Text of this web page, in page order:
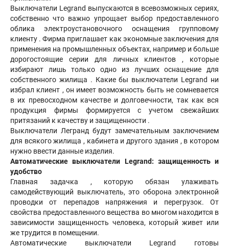
Выключатели Legrand выпускаются в всевозможных сериях,
собственно что важно упрощает выбор предоставленного
облика электроустановочного оснащения групповому
клиенту . Фирма приглашает как экономные заключения для
применения на промышленных объектах, например и больше
дорогостоящие серии для личных клиентов , которые
избирают лишь только одно из лучших оснащение для
собственного жилища . Какие бы выключатели Legrand ни
избрал клиент , он имеет возможность быть не сомневается
в их превосходном качестве и долговечности, так как вся
продукция фирмы формируется с учетом свежайших
притязаний к качеству и защищенности .
Выключатели Легранд будут замечательным заключением
для всякого жилища , кабинета и другого здания , в котором
нужно ввести данные изделия.
Автоматические выключатели Legrand: защищенность и
удобство
Главная задачка , которую обязан улаживать
самодействующий выключатель, это оборона электронной
проводки от перепадов напряжения и перегрузок. От
свойства предоставленного вещества во многом находится в
зависимости защищенность человека, который живет или
же трудится в помещении.
Автоматические выключатели Legrand готовы